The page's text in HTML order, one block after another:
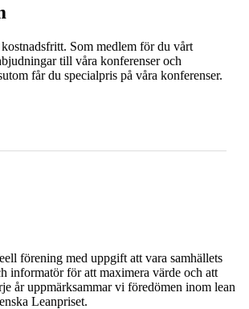
Som medlem för du vårt
till våra konferenser och
får du specialpris på våra konferenser.
förening med uppgift att vara samhällets
informatör för att maximera värde och att
år uppmärksammar vi föredömen inom lean
Leanpriset.